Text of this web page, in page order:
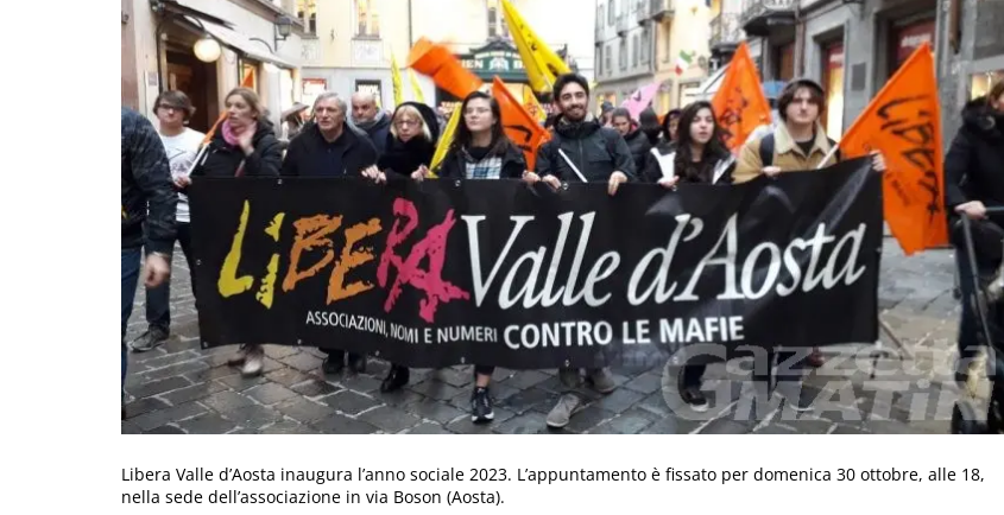
Libera Valle d’Aosta inaugura l’anno sociale 2023. L’appuntamento è fissato per domenica 30 ottobre, alle 18,
nella sede dell’associazione in via Boson (Aosta).